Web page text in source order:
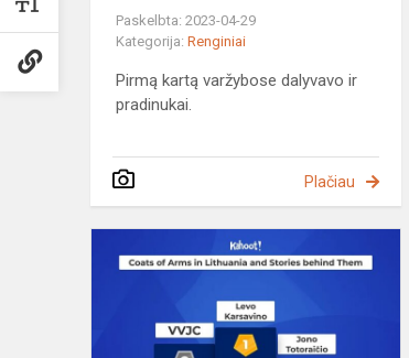
Paskelbta: 2023-04-29
Kategorija: Renginiai
Pirmą kartą varžybose dalyvavo ir
pradinukai.
Plačiau